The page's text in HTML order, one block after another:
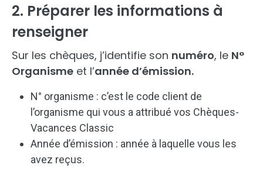
2. Préparer les informations à
renseigner
Sur les chèques, j’identifie son numéro, le N°
Organisme et l’année d’émission.
N° organisme : c’est le code client de
l’organisme qui vous a attribué vos Chèques-
Vacances Classic
Année d’émission : année à laquelle vous les
avez reçus.